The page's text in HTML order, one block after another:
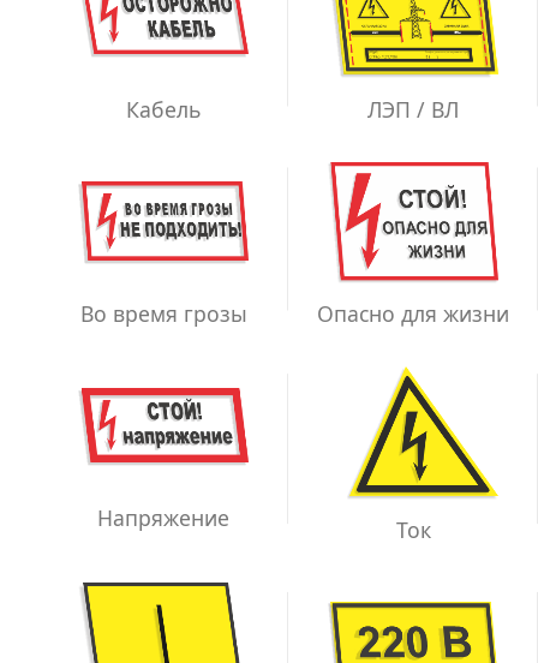
Кабель ЛЭП / ВЛ
Во время грозы Опасно для жизни
Напряжение Ток